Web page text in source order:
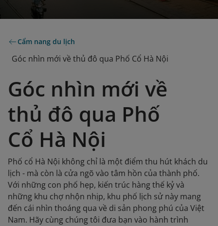
Cẩm nang du lịch
Góc nhìn mới về thủ đô qua Phố Cổ Hà Nội
Góc nhìn mới về
thủ đô qua Phố
Cổ Hà Nội
Phố cổ Hà Nội không chỉ là một điểm thu hút khách du
lịch - mà còn là cửa ngõ vào tâm hồn của thành phố.
Với những con phố hẹp, kiến ​​trúc hàng thế kỷ và
những khu chợ nhộn nhịp, khu phố lịch sử này mang
đến cái nhìn thoáng qua về di sản phong phú của Việt
Nam. Hãy cùng chúng tôi đưa bạn vào hành trình